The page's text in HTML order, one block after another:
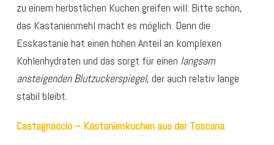
zu einem herbstlichen Kuchen greifen will: Bitte schön,
das Kastanienmehl macht es möglich. Denn die
Esskastanie hat einen hohen Anteil an komplexen
Kohlenhydraten und das sorgt für einen langsam
ansteigenden Blutzuckerspiegel, der auch relativ lange
stabil bleibt.
Castagnaccio – Kastanienkuchen aus der Toscana